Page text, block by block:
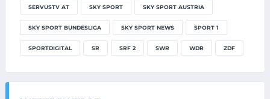
SERVUSTV AT SKY SPORT SKY SPORT AUSTRIA
SKY SPORT BUNDESLIGA SKY SPORT NEWS SPORT 1
SPORTDIGITAL SR SRF 2 SWR WDR ZDF